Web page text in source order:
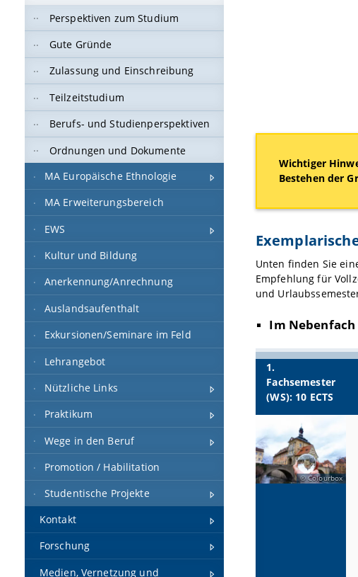
Perspektiven zum Studium
Gute Gründe
Zulassung und Einschreibung
Teilzeitstudium
Berufs- und Studienperspektiven
Ordnungen und Dokumente
MA Europäische Ethnologie
MA Erweiterungsbereich
EWS
Kultur und Bildung
Anerkennung/Anrechnung
Auslandsaufenthalt
Exkursionen/Seminare im Feld
Lehrangebot
Nützliche Links
Praktikum
Wege in den Beruf
Promotion / Habilitation
Studentische Projekte
Kontakt
Forschung
Medien, Vernetzung und
Wichtiger
Bestehen der
Unten finden Sie
Empfehlung für
und
Im Nebenfach
1.
Fachsemester
(WS): 10 ECTS
Colourbox